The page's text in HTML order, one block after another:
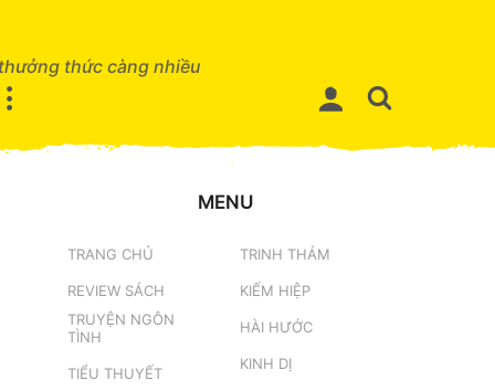
thức càng nhiều
MENU
TRANG CHỦ
REVIEW SÁCH
TRUYỆN NGÔN
TÌNH
TIỂU THUYẾT
TRINH THÁM
KIẾM HIỆP
HÀI HƯỚC
KINH DỊ